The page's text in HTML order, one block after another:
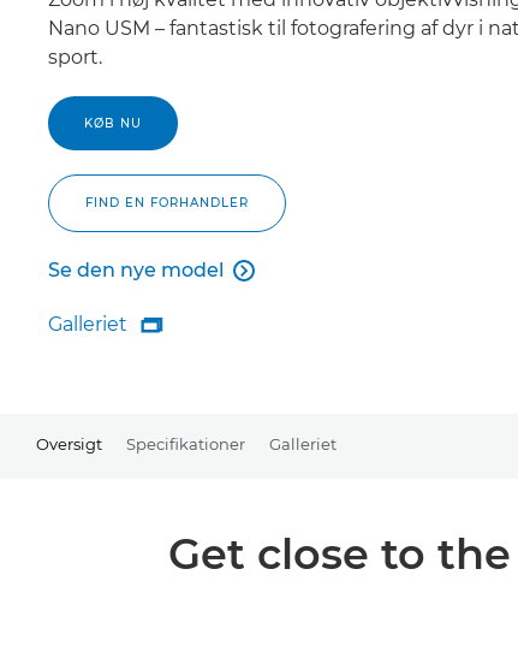
Nano USM – fantastisk til fotografering af dyr i
sport.
KØB NU
FIND EN FORHANDLER
Se den nye model
Se den nye model

Galleriet
Galleriet

Oversigt Specifikationer Galleriet
Get close to